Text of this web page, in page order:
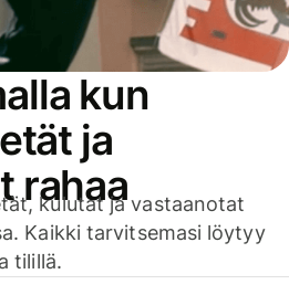
kun
ja
rahaa
kulutat ja vastaanotat
Kaikki tarvitsemasi löytyy
tilillä.